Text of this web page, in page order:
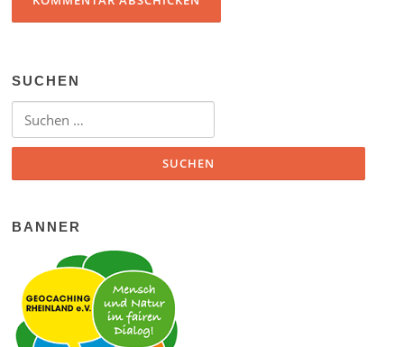
SUCHEN
Suchen nach:
BANNER